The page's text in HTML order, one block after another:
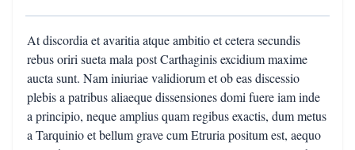
At discordia et avaritia atque ambitio et cetera secundis
rebus oriri sueta mala post Carthaginis excidium maxime
aucta sunt. Nam iniuriae validiorum et ob eas discessio
plebis a patribus aliaeque dissensiones domi fuere iam inde
a principio, neque amplius quam regibus exactis, dum metus
a Tarquinio et bellum grave cum Etruria positum est, aequo